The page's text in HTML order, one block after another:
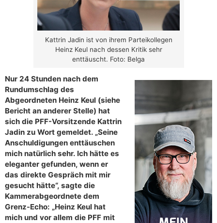
Kattrin Jadin ist von ihrem Parteikollegen
Heinz Keul nach dessen Kritik sehr
enttäuscht. Foto: Belga
Nur 24 Stunden nach dem
Rundumschlag des
Abgeordneten Heinz Keul (siehe
Bericht an anderer Stelle) hat
sich die PFF-Vorsitzende Kattrin
Jadin zu Wort gemeldet. „Seine
Anschuldigungen enttäuschen
mich natürlich sehr. Ich hätte es
eleganter gefunden, wenn er
das direkte Gespräch mit mir
gesucht hätte“, sagte die
Kammerabgeordnete dem
Grenz-Echo: „Heinz Keul hat
mich und vor allem die PFF mit